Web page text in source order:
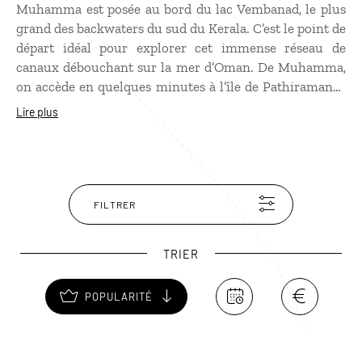
Muhamma est posée au bord du lac Vembanad, le plus
grand des backwaters du sud du Kerala. C’est le point de
départ idéal pour explorer cet immense réseau de
canaux débouchant sur la mer d’Oman. De Muhamma,
on accède en quelques minutes à l’île de Pathiramanal,
réputée pour ses nombreuses espèces d’oiseaux
les paysages de rizières et de canaux sont de toute
Lire plus
FILTRER
TRIER
POPULARITÉ